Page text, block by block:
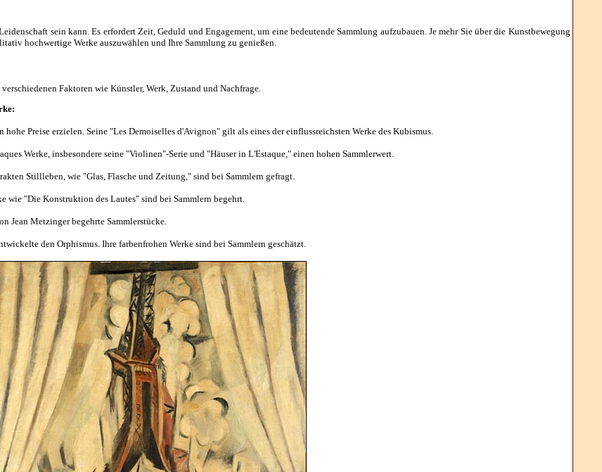
sein kann. Es erfordert Zeit, Geduld und Engagement, um eine bedeutende Sammlung aufzubauen. Je mehr Sie über die Kunstbewegung
hochwertige Werke auszuwählen und Ihre Sammlung zu genießen.
Faktoren wie Künstler, Werk, Zustand und Nachfrage.
Preise erzielen. Seine "Les Demoiselles d'Avignon" gilt als eines der einflussreichsten Werke des Kubismus.
Werke, insbesondere seine "Violinen"-Serie und "Häuser in L'Estaque," einen hohen Sammlerwert.
Stillleben, wie "Glas, Flasche und Zeitung," sind bei Sammlern gefragt.
wie "Die Konstruktion des Lautes" sind bei Sammlern begehrt.
Jean Metzinger begehrte Sammlerstücke.
den Orphismus. Ihre farbenfrohen Werke sind bei Sammlern geschätzt.